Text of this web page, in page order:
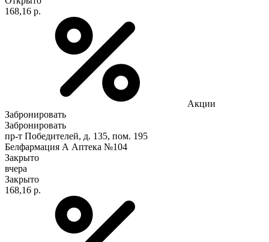
168,16 р.
Акции
Забронировать
Забронировать
пр-т Победителей, д. 135, пом. 195
Белфармация А Аптека №104
Закрыто
вчера
Закрыто
168,16 р.